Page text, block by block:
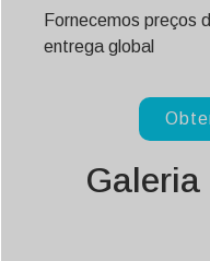
Fornecemos preços
entrega global
Galeria